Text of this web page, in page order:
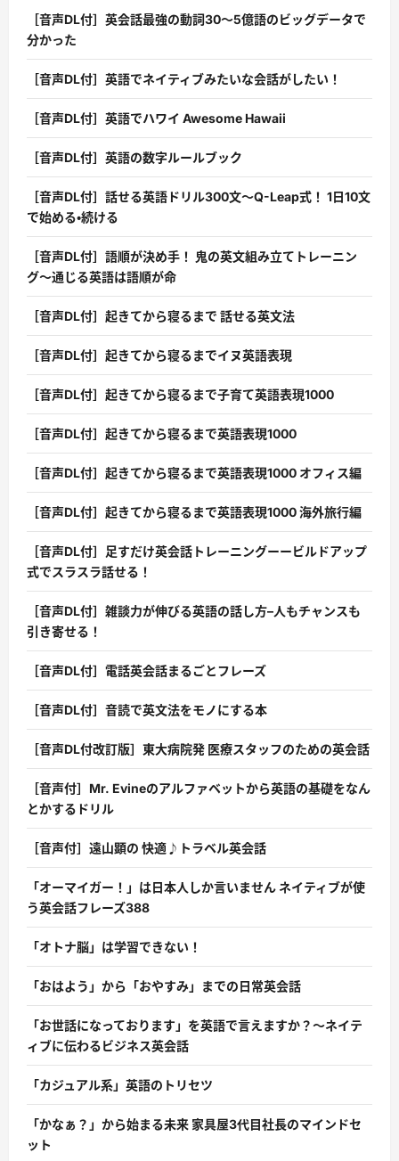
［音声DL付］英会話最強の動詞30〜5億語のビッグデータで
分かった
［音声DL付］英語でネイティブみたいな会話がしたい！
［音声DL付］英語でハワイ Awesome Hawaii
［音声DL付］英語の数字ルールブック
［音声DL付］話せる英語ドリル300文〜Q-Leap式！ 1日10文
で始める・続ける
［音声DL付］語順が決め手！ 鬼の英文組み立てトレーニン
グ〜通じる英語は語順が命
［音声DL付］起きてから寝るまで 話せる英文法
［音声DL付］起きてから寝るまでイヌ英語表現
［音声DL付］起きてから寝るまで子育て英語表現1000
［音声DL付］起きてから寝るまで英語表現1000
［音声DL付］起きてから寝るまで英語表現1000 オフィス編
［音声DL付］起きてから寝るまで英語表現1000 海外旅行編
［音声DL付］足すだけ英会話トレーニングーービルドアップ
式でスラスラ話せる！
［音声DL付］雑談力が伸びる英語の話し方–人もチャンスも
引き寄せる！
［音声DL付］電話英会話まるごとフレーズ
［音声DL付］音読で英文法をモノにする本
［音声DL付改訂版］東大病院発 医療スタッフのための英会話
［音声付］Mr. Evineのアルファベットから英語の基礎をなん
とかするドリル
［音声付］遠山顕の 快適♪トラベル英会話
「オーマイガー！」は日本人しか言いません ネイティブが使
う英会話フレーズ388
「オトナ脳」は学習できない！
「おはよう」から「おやすみ」までの日常英会話
「お世話になっております」を英語で言えますか？〜ネイテ
ィブに伝わるビジネス英会話
「カジュアル系」英語のトリセツ
「かなぁ？」から始まる未来 家具屋3代目社長のマインドセ
ット